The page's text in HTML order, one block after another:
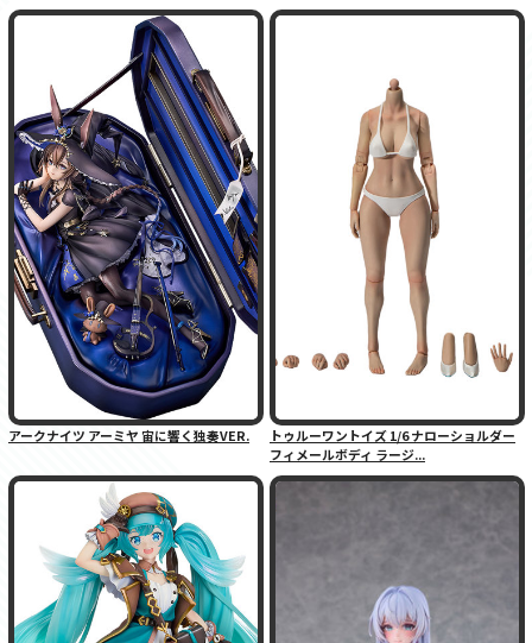
アークナイツ アーミヤ 宙に響く独奏VER.
トゥルーワントイズ 1/6 ナローショルダー
フィメールボディ ラージ...